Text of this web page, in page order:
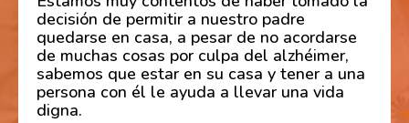
decisión de permitir a nuestro padre
quedarse en casa, a pesar de no acordarse
de muchas cosas por culpa del alzhéimer,
sabemos que estar en su casa y tener a una
persona con él le ayuda a llevar una vida
digna.